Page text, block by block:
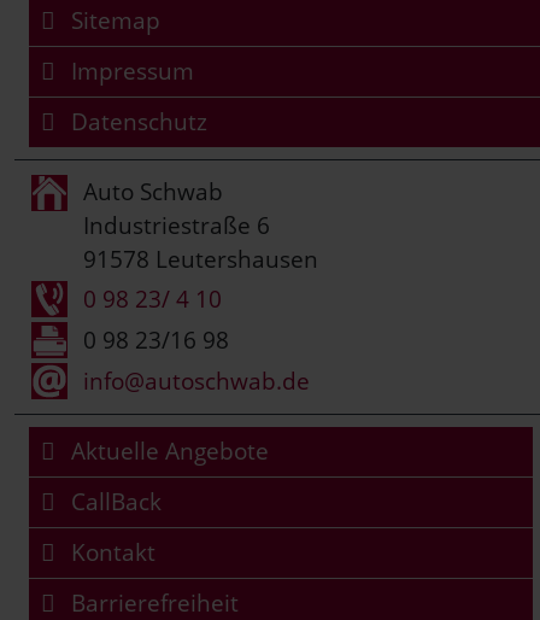
Sitemap
Impressum
Datenschutz
Auto Schwab
Industriestraße 6
91578 Leutershausen
0 98 23/ 4 10
0 98 23/16 98
info@autoschwab.de
Aktuelle Angebote
CallBack
Kontakt
Barrierefreiheit